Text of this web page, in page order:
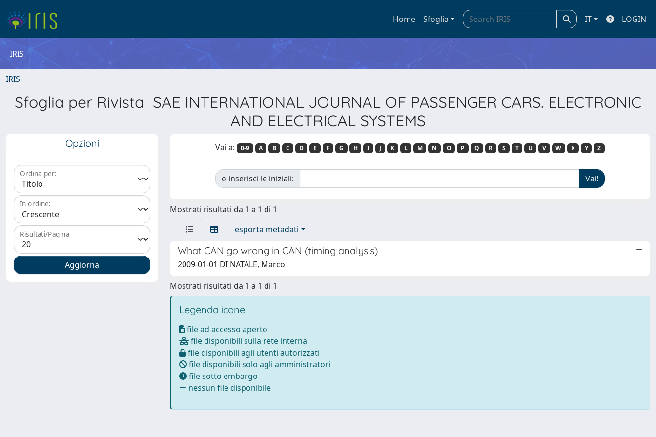
Home Sfoglia IT LOGIN
IRIS
IRIS
Sfoglia per Rivista SAE INTERNATIONAL JOURNAL OF PASSENGER CARS. ELECTRONIC
AND ELECTRICAL SYSTEMS
Opzioni
Ordina per:
In ordine:
Risultati/Pagina
Vai a: 0-9 A B C D E F G H I J K L M N O P Q R S T U V W X Y Z
o inserisci le iniziali:
Mostrati risultati da 1 a 1 di 1
esporta metadati
What CAN go wrong in CAN (timing analysis)
2009-01-01 DI NATALE, Marco
Mostrati risultati da 1 a 1 di 1
Legenda icone
file ad accesso aperto
file disponibili sulla rete interna
file disponibili agli utenti autorizzati
file disponibili solo agli amministratori
file sotto embargo
nessun file disponibile